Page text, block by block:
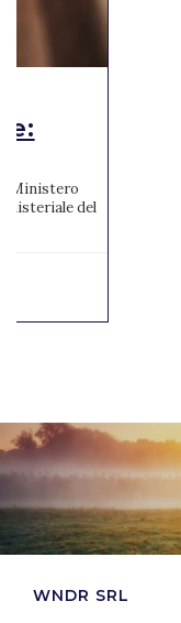
Ministero
del
WNDR SRL